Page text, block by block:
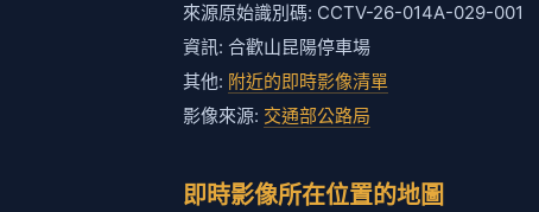
來源原始識別碼: CCTV-26-014A-029-001
資訊: 合歡山昆陽停車場
其他: 附近的即時影像清單
影像來源: 交通部公路局
即時影像所在位置的地圖